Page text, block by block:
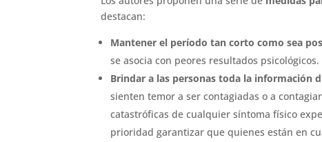
destacan:
Mantener el período tan corto como sea
se asocia con peores resultados psicológicos.
Brindar a las personas toda la información
sienten temor a ser contagiadas o a
catastróficas de cualquier síntoma físico
prioridad garantizar que quienes están en